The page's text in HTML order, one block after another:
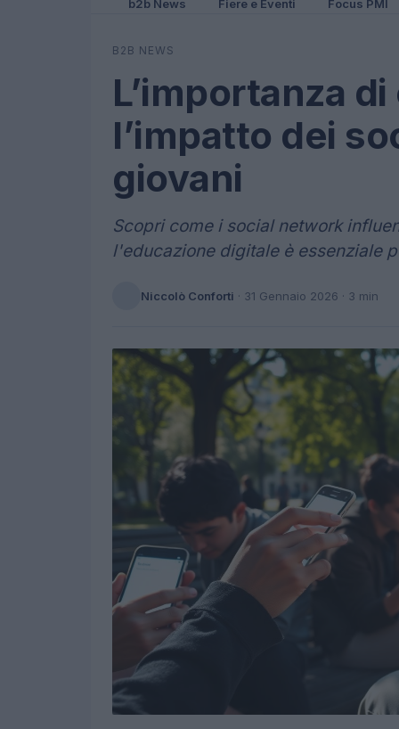
b2b News Fiere e Eventi Focus PMI
B2B NEWS
L’importanza
l’impatto dei
giovani
Scopri come i social network
l'educazione digitale è essenziale
Niccolò Conforti · 31 Gennaio 2026 · 3 min